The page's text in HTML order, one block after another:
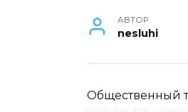
АВТОР
nesluhi
Общественный